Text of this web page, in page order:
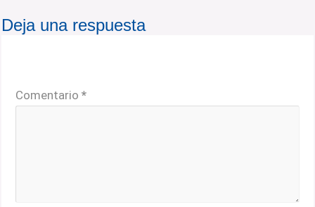
Deja una respuesta
Comentario*